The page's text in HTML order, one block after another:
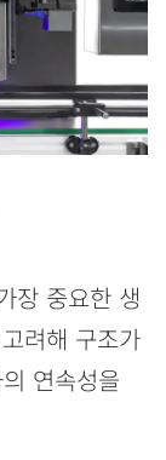
장 중요한 생
려해 구조가
연속성을